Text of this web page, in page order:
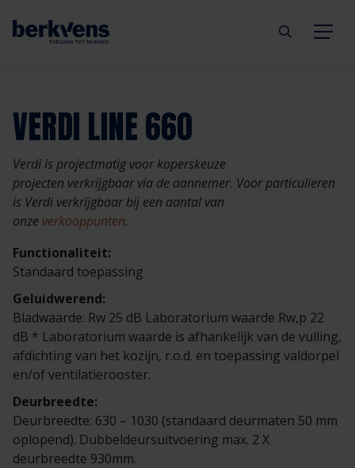
Deuren
Kozijnen
Hang- & sluitwerk
Diensten
Technische documentatie
Veelgestelde vragen
Eengezinswoning
Meergezinswoning
Utiliteitsgebouw
Prefab woning
Aannemer
Architect
Projectontwikkelaar
Handelspartner
Inbraakwerend
Brandwerend
Geluidwerend
Rookwerend
Duurzaamheid
Brochures
Technische documentatie
Veelgestelde vragen
mijndeur.nl
Webshop
Inspiratie
Verkooppunten
Veelgestelde vragen
Blog
Organisatie
Duurzaamheid
GND Garantiedeuren
Werken bij Berkvens
VERDI LINE 660
Verdi is projectmatig voor koperskeuze
projecten verkrijgbaar via de aannemer. Voor particulieren
is Verdi verkrijgbaar bij een aantal van
onze verkooppunten.
Functionaliteit:
Standaard toepassing
Geluidwerend:
Bladwaarde: Rw 25 dB Laboratorium waarde Rw,p 22
dB * Laboratorium waarde is afhankelijk van de vulling,
afdichting van het kozijn, r.o.d. en toepassing valdorpel
en/of ventilatierooster.
Deurbreedte:
Deurbreedte: 630 – 1030 (standaard deurmaten 50 mm
oplopend). Dubbeldeursuitvoering max. 2 X
deurbreedte 930mm.